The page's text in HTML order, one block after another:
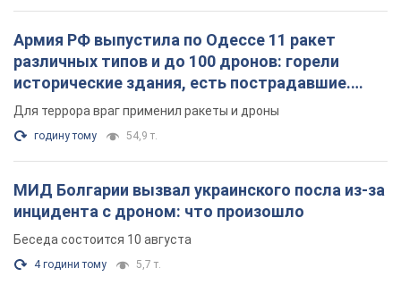
Армия РФ выпустила по Одессе 11 ракет
различных типов и до 100 дронов: горели
исторические здания, есть пострадавшие.
Фото и видео
Для террора враг применил ракеты и дроны
годину тому 54,9 т.
МИД Болгарии вызвал украинского посла из-за
инцидента с дроном: что произошло
Беседа состоится 10 августа
4 години тому 5,7 т.